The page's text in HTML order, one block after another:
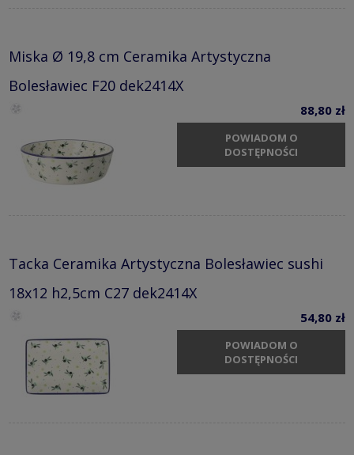
Miska Ø 19,8 cm Ceramika Artystyczna
Bolesławiec F20 dek2414X
88,80 zł
POWIADOM O
DOSTĘPNOŚCI
Tacka Ceramika Artystyczna Bolesławiec sushi
18x12 h2,5cm C27 dek2414X
54,80 zł
POWIADOM O
DOSTĘPNOŚCI